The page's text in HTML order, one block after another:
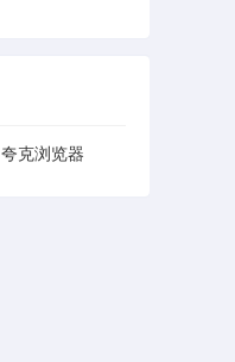
夸克浏览器